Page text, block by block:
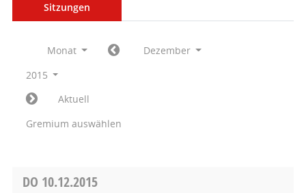
Sitzungen
Monat
Dezember
2015
Aktuell
Gremium auswählen
DO 10.12.2015